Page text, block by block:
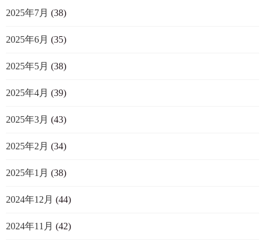
2025年7月 (38)
2025年6月 (35)
2025年5月 (38)
2025年4月 (39)
2025年3月 (43)
2025年2月 (34)
2025年1月 (38)
2024年12月 (44)
2024年11月 (42)